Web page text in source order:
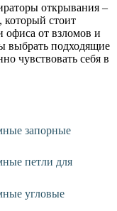
открывания –
который стоит
офиса от взломов и
выбрать подходящие
чувствовать себя в
запорные
петли для
угловые